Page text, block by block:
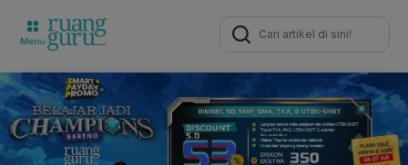
Search
for: